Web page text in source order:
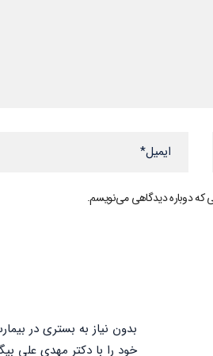
که دوباره دیدگاهی می‌نویسم.
بدون نیاز به بستری در
خود را با دکتر مهدی علی